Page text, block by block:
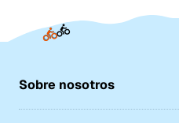
Sobre nosotros